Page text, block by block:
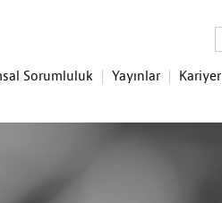
Sorumluluk Yayınlar Kariyer